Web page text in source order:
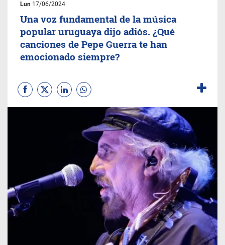
Lun 17/06/2024
Una voz fundamental de la música
popular uruguaya dijo adiós. ¿Qué
canciones de Pepe Guerra te han
emocionado siempre?